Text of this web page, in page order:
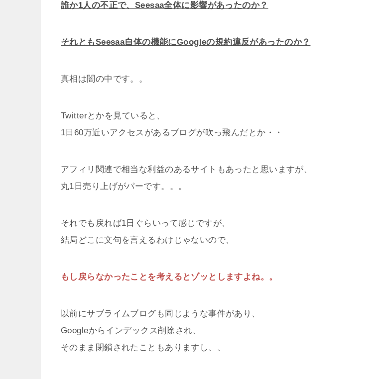
誰か1人の不正で、Seesaa全体に影響があったのか？
それともSeesaa自体の機能にGoogleの規約違反があったのか？
真相は闇の中です。。
Twitterとかを見ていると、
1日60万近いアクセスがあるブログが吹っ飛んだとか・・
アフィリ関連で相当な利益のあるサイトもあったと思いますが、
丸1日売り上げがパーです。。。
それでも戻れば1日ぐらいって感じですが、
結局どこに文句を言えるわけじゃないので、
もし戻らなかったことを考えるとゾッとしますよね。。
以前にサブライムブログも同じような事件があり、
Googleからインデックス削除され、
そのまま閉鎖されたこともありますし、、